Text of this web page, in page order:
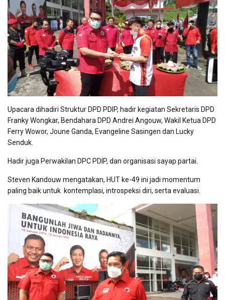
Upacara dihadiri Struktur DPD PDIP, hadir kegiatan Sekretaris DPD
Franky Wongkar, Bendahara DPD Andrei Angouw, Wakil Ketua DPD
Ferry Wowor, Joune Ganda, Evangeline Sasingen dan Lucky
Senduk.
Hadir juga Perwakilan DPC PDIP, dan organisasi sayap partai.
Steven Kandouw mengatakan, HUT ke-49 ini jadi momentum
paling baik untuk kontemplasi, introspeksi diri, serta evaluasi.